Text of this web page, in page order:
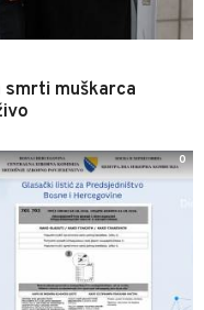
smrti muškarca
0